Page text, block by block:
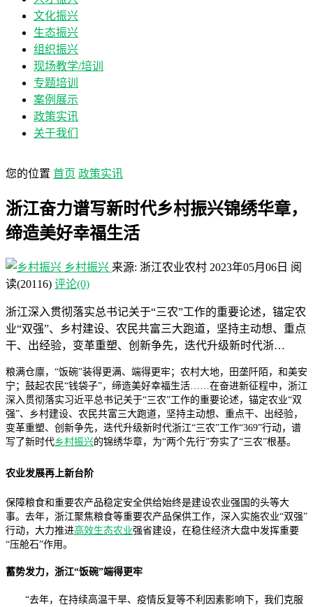
文化振兴
生态振兴
组织振兴
现场教学/培训
专题培训
案例展示
政策实讯
关于我们
您的位置 首页 政策实讯
浙江奋力谱写新时代乡村振兴锦绣华章，
缔造美好幸福生活
乡村振兴 来源: 浙江农业农村 2023年05月06日 阅
读(20116) 评论(0)
浙江深入贯彻落实总书记关于“三农”工作的重要论述，锚定农
业“双强”、乡村建设、农民共富三大跑道，坚持主动想、重点
干、出经验，变革重塑、创新争先，迭代升级新时代浙…
粮满仓廪，“饭碗”装得更满、端得更牢；农村大地，田垄阡陌，和美安
宁；鼓起农民“钱袋子”，缔造美好幸福生活……在奋进新征程中，浙江
深入贯彻落实习近平总书记关于“三农”工作的重要论述，锚定农业“双
强”、乡村建设、农民共富三大跑道，坚持主动想、重点干、出经验，
变革重塑、创新争先，迭代升级新时代浙江“三农”工作“369”行动，谱
写了新时代乡村振兴的锦绣华章，为“两个先行”夯实了“三农”根基。
农业发展再上新台阶
保障粮食和重要农产品稳定安全供给始终是建设农业强国的头等大
事。去年，浙江聚焦粮食等重要农产品保供工作，深入实施农业“双强”
行动，大力推进高效生态农业强省建设，在稳住经济大盘中发挥重要
“压舱石”作用。
蓄势发力，浙江“饭碗”端得更牢
“去年，在持续高温干旱、疫情反复等不利因素影响下，我们克服